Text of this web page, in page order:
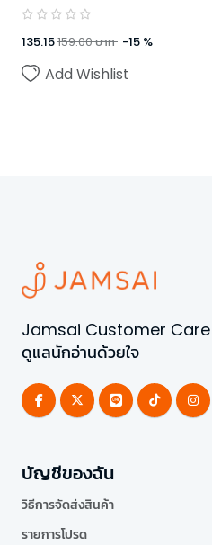
135.15159.00บาท -15 %
Add Wishlist
Jamsai Customer Care
ดูแลนักอ่านด้วยใจ
บัญชีของฉัน
วิธีการจัดส่งสินค้า
รายการโปรด